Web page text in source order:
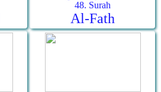
48. Surah
Al-Fath